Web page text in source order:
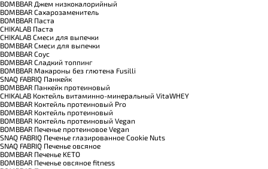
BOMBBAR Джем низкокалорийный
BOMBBAR Сахарозаменитель
BOMBBAR Паста
CHIKALAB Паста
CHIKALAB Смеси для выпечки
BOMBBAR Смеси для выпечки
BOMBBAR Соус
BOMBBAR Сладкий топпинг
BOMBBAR Макароны без глютена Fusilli
SNAQ FABRIQ Панкейк
BOMBBAR Панкейк протеиновый
CHIKALAB Коктейль витаминно-минеральный VitaWHEY
BOMBBAR Коктейль протеиновый Pro
BOMBBAR Коктейль протеиновый
BOMBBAR Коктейль протеиновый Vegan
BOMBBAR Печенье протеиновое Vegan
SNAQ FABRIQ Печенье глазированное Cookie Nuts
SNAQ FABRIQ Печенье овсяное
BOMBBAR Печенье KETO
BOMBBAR Печенье овсяное fitness